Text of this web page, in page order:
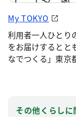
My TOKYO
利用者一人ひとり
をお届けするとと
なでつくる」東京
その他くらしに